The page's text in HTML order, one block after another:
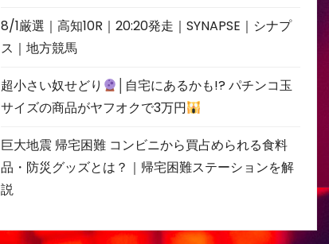
8/1厳選｜高知10R｜20:20発走｜SYNAPSE｜シナプ
ス｜地方競馬
超小さい奴せどり
│自宅にあるかも!? パチンコ玉
サイズの商品がヤフオクで3万円
巨大地震 帰宅困難 コンビニから買占められる食料
品・防災グッズとは？｜帰宅困難ステーションを解
説